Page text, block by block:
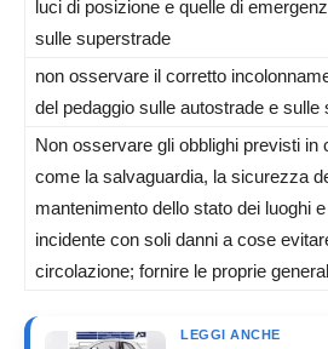
luci di posizione e quelle di
sulle superstrade
non osservare il corretto
del pedaggio sulle autostrade e sulle
Non osservare gli obblighi previsti in
come la salvaguardia, la sicurezza
mantenimento dello stato dei luoghi
incidente con soli danni a cose
circolazione; fornire le proprie
LEGGI ANCHE